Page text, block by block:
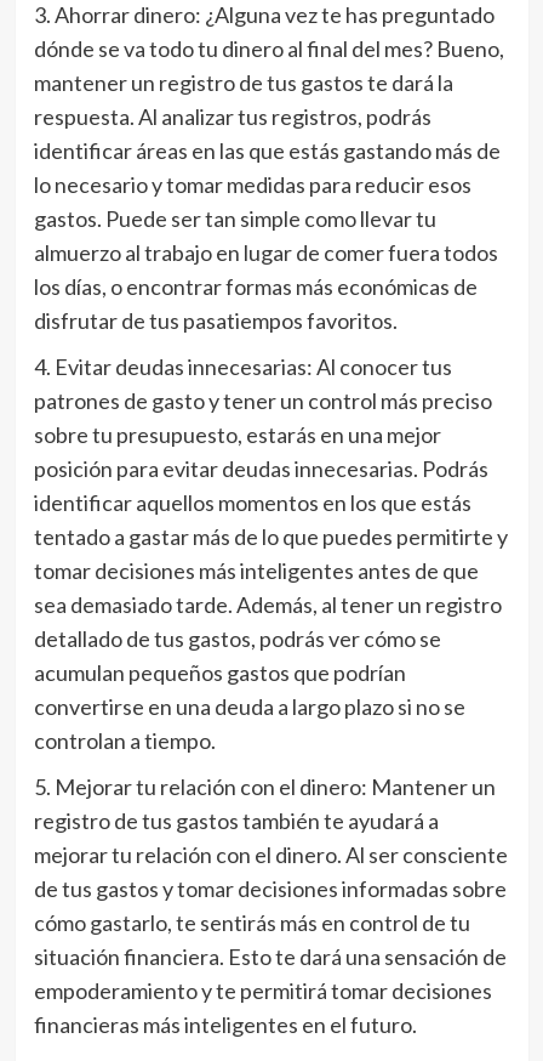
3. Ahorrar dinero: ¿Alguna vez te has preguntado
dónde se va todo tu dinero al final del mes? Bueno,
mantener un registro de tus gastos te dará la
respuesta. Al analizar tus registros, podrás
identificar áreas en las que estás gastando más de
lo necesario y tomar medidas para reducir esos
gastos. Puede ser tan simple como llevar tu
almuerzo al trabajo en lugar de comer fuera todos
los días, o encontrar formas más económicas de
disfrutar de tus pasatiempos favoritos.
4. Evitar deudas innecesarias: Al conocer tus
patrones de gasto y tener un control más preciso
sobre tu presupuesto, estarás en una mejor
posición para evitar deudas innecesarias. Podrás
identificar aquellos momentos en los que estás
tentado a gastar más de lo que puedes permitirte y
tomar decisiones más inteligentes antes de que
sea demasiado tarde. Además, al tener un registro
detallado de tus gastos, podrás ver cómo se
acumulan pequeños gastos que podrían
convertirse en una deuda a largo plazo si no se
controlan a tiempo.
5. Mejorar tu relación con el dinero: Mantener un
registro de tus gastos también te ayudará a
mejorar tu relación con el dinero. Al ser consciente
de tus gastos y tomar decisiones informadas sobre
cómo gastarlo, te sentirás más en control de tu
situación financiera. Esto te dará una sensación de
empoderamiento y te permitirá tomar decisiones
financieras más inteligentes en el futuro.